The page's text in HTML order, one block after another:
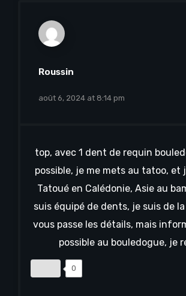
Roussin
août 6, 2024 at 8:14 pm
top, avec 1 dent de requin
possible, je me mets au tatoo, et
Tatoué en Calédonie, Asie au
suis équipé de dents, je suis de
vous passe les détails, mais
possible au bouledogue, je
0